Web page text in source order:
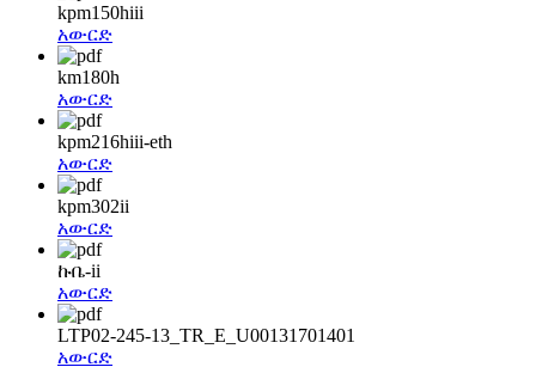
kpm150hiii
አውርድ
km180h
አውርድ
kpm216hiii-eth
አውርድ
kpm302ii
አውርድ
ኩቤ-ii
አውርድ
LTP02-245-13_TR_E_U00131701401
አውርድ